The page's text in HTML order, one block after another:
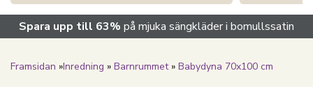
Spara upp till 63% på mjuka sängkläder i bomullssatin
Framsidan »Inredning » Barnrummet» Babydyna 70x100 cm